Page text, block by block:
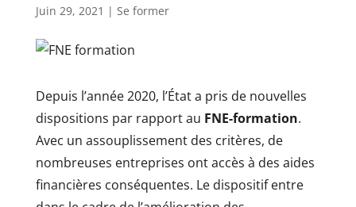
Juin 29, 2021 | Se former
Depuis l’année 2020, l’État a pris de nouvelles
dispositions par rapport au FNE-formation.
Avec un assouplissement des critères, de
nombreuses entreprises ont accès à des aides
financières conséquentes. Le dispositif entre